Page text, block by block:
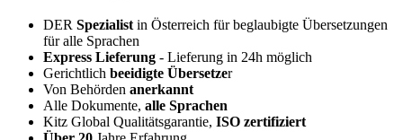
DER Spezialist in Österreich für beglaubigte Übersetzungen
für alle Sprachen
Express Lieferung - Lieferung in 24h möglich
Gerichtlich beeidigte Übersetzer
Von Behörden anerkannt
Alle Dokumente, alle Sprachen
Kitz Global Qualitätsgarantie, ISO zertifiziert